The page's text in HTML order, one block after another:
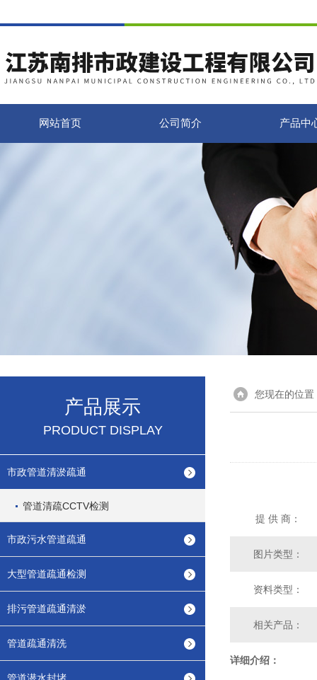
网站首页 公司简介 产品中
产品展示
PRODUCT DISPLAY
市政管道清淤疏通
管道清疏CCTV检测
市政污水管道疏通
大型管道疏通检测
排污管道疏通清淤
管道疏通清洗
您现在的位置
提 供 商：
图片类型：
资料类型：
相关产品：
详细介绍：